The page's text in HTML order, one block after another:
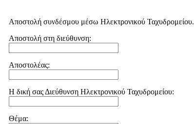
Αποστολή συνδέσμου μέσω Ηλεκτρονικού Ταχυδρομείου.
Αποστολή στη διεύθυνση:
Αποστολέας:
Η δική σας Διεύθυνση Ηλεκτρονικού Ταχυδρομείου:
Θέμα: